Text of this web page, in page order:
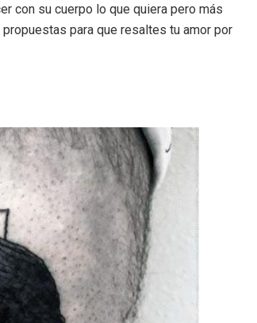
con su cuerpo lo que quiera pero más
para que resaltes tu amor por